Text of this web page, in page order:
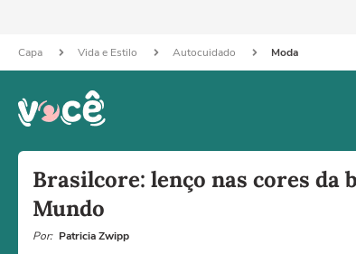
Capa Vida e Estilo Autocuidado Moda
Brasilcore: lenço nas cores da
Mundo
Por: Patricia Zwipp